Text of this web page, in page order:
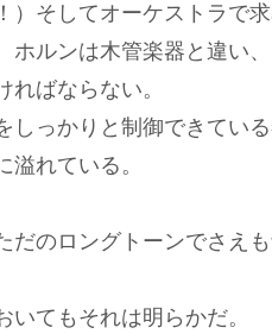
）そしてオーケストラで
ルンは木管楽器と違い
ばならない。
っかりと制御できてい
れている。
のロングトーンでさえ
てもそれは明らかだ。